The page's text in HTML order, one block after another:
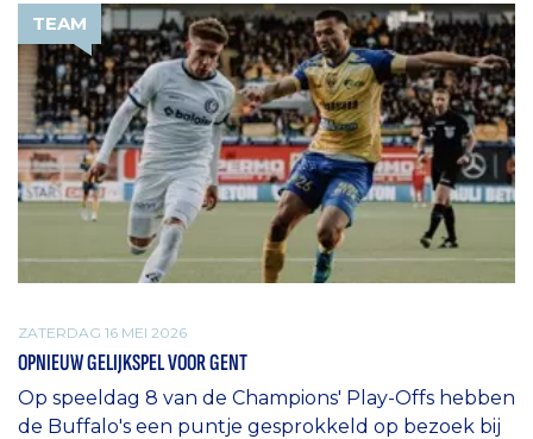
TEAM
ZATERDAG 16 MEI 2026
OPNIEUW GELIJKSPEL VOOR GENT
Op speeldag 8 van de Champions' Play-Offs hebben
de Buffalo's een puntje gesprokkeld op bezoek bij